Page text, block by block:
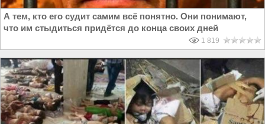
А тем, кто его судит самим всё понятно. Они понимают,
что им стыдиться придётся до конца своих дней
1 819